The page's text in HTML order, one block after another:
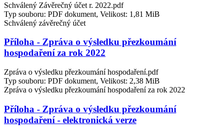
Schválený Závěrečný účet r. 2022.pdf
Typ souboru: PDF dokument, Velikost: 1,81 MiB
Schválený závěrečný účet
Příloha - Zpráva o výsledku přezkoumání
hospodaření za rok 2022
Zpráva o výsledku přezkoumání hospodaření.pdf
Typ souboru: PDF dokument, Velikost: 2,38 MiB
Zpráva o výsledku přezkoumání hospodaření za rok 2022
Příloha - Zpráva o výsledku přezkoumání
hospodaření - elektronická verze